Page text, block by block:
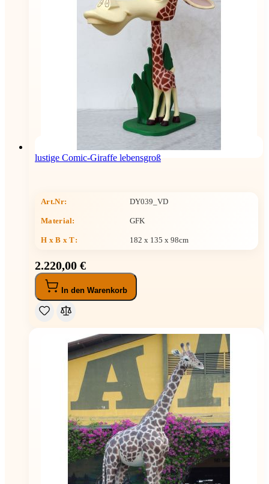
lustige Comic-Giraffe lebensgroß
Art.Nr: DY039_VD
Material: GFK
H x B x T: 182 x 135 x 98cm
2.220,00 €
In den Warenkorb